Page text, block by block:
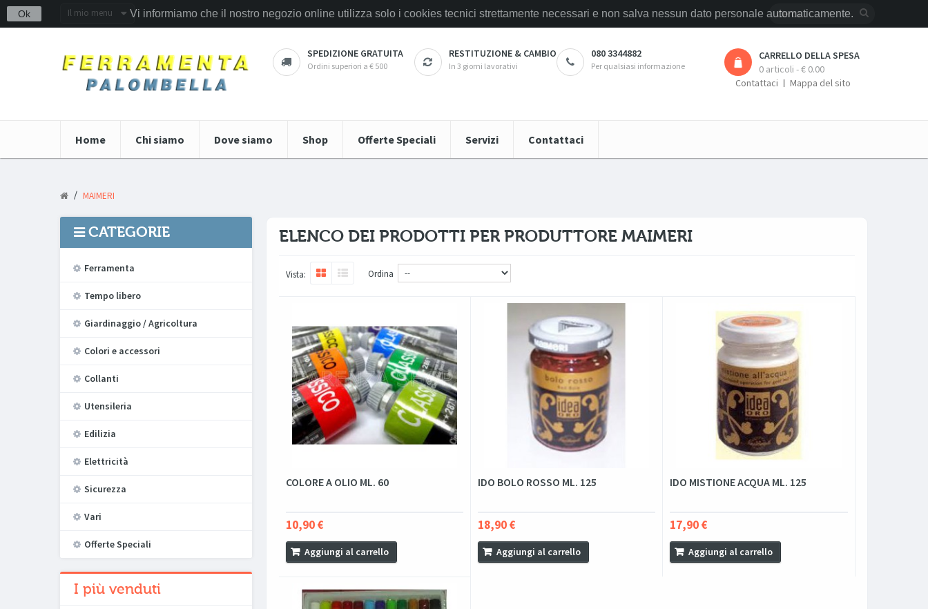
Ok Vi informiamo che il nostro negozio online utilizza solo i cookies tecnici strettamente necessari e non salva nessun dato personale automaticamente.
Il mio menu
SPEDIZIONE GRATUITA
Ordini superiori a € 500
RESTITUZIONE & CAMBIO
In 3 giorni lavorativi
080 3344882
Per qualsiasi informazione
CARRELLO DELLA SPESA
0 articoli - € 0.00
Contattaci
Mappa del sito
Home Chi siamo Dove siamo Shop Offerte Speciali Servizi Contattaci
/ MAIMERI
CATEGORIE
Ferramenta
Tempo libero
Giardinaggio / Agricoltura
Colori e accessori
Collanti
Utensileria
Edilizia
Elettricità
Sicurezza
Vari
Offerte Speciali
I più venduti
ELENCO DEI PRODOTTI PER PRODUTTORE MAIMERI
Vista: Ordina
COLORE A OLIO ML. 60
10,90 €
Aggiungi al carrello
IDO BOLO ROSSO ML. 125
18,90 €
Aggiungi al carrello
IDO MISTIONE ACQUA ML. 125
17,90 €
Aggiungi al carrello